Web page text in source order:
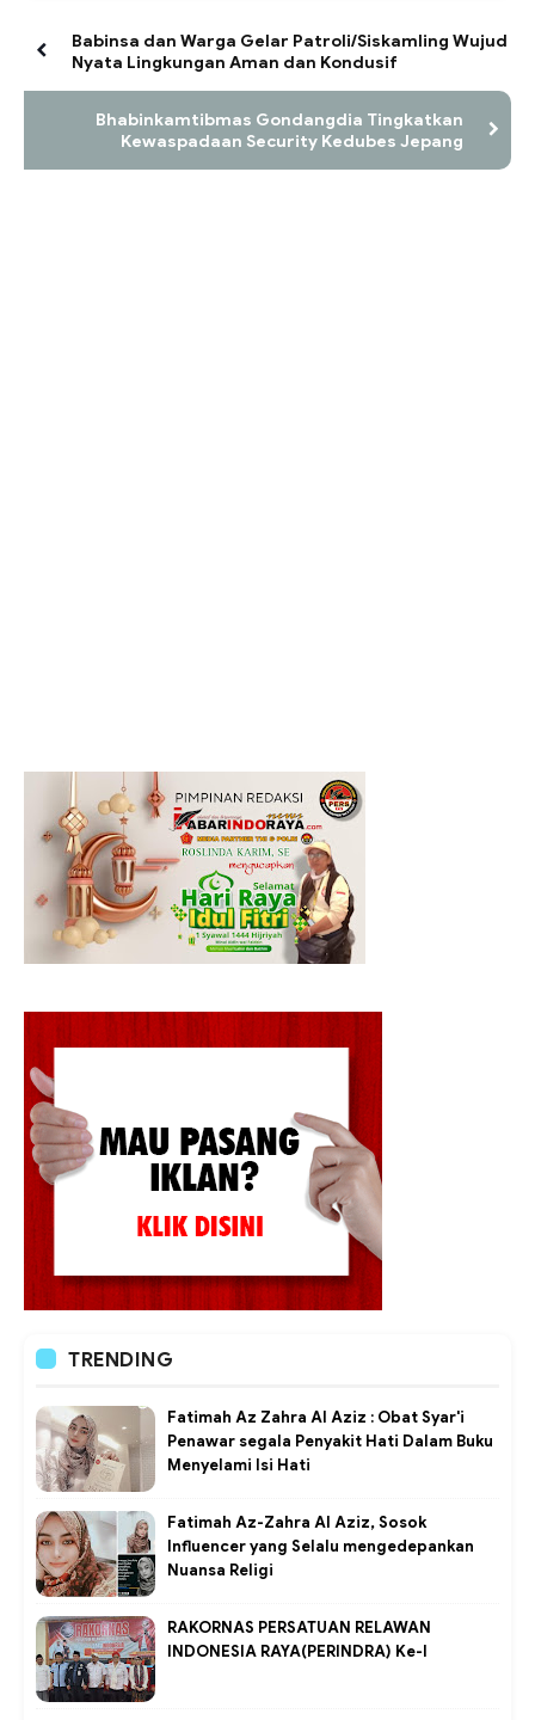
Babinsa dan Warga Gelar Patroli/Siskamling Wujud
Nyata Lingkungan Aman dan Kondusif
Bhabinkamtibmas Gondangdia Tingkatkan
Kewaspadaan Security Kedubes Jepang
TRENDING
Fatimah Az Zahra Al Aziz : Obat Syar'i
Penawar segala Penyakit Hati Dalam Buku
Menyelami Isi Hati
Fatimah Az-Zahra Al Aziz, Sosok
Influencer yang Selalu mengedepankan
Nuansa Religi
RAKORNAS PERSATUAN RELAWAN
INDONESIA RAYA(PERINDRA) Ke-I